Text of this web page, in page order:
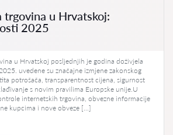
trgovina u Hrvatskoj:
2025
u Hrvatskoj posljednjih je godina doživjela
uvedene su značajne izmjene zakonskog
potrošača, transparentnost cijena, sigurnost
s novim pravilima Europske unije.U
internetskih trgovina, obvezne informacije
kupcima i nove obveze […]